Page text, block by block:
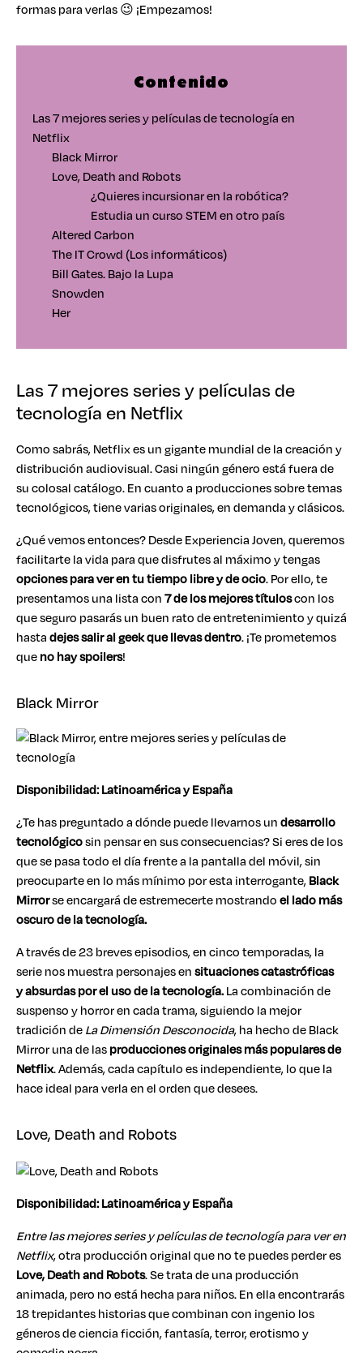
formas para verlas 😉 ¡Empezamos!
Contenido
Las 7 mejores series y películas de tecnología en
Netflix
Black Mirror
Love, Death and Robots
¿Quieres incursionar en la robótica?
Estudia un curso STEM en otro país
Altered Carbon
The IT Crowd (Los informáticos)
Bill Gates. Bajo la Lupa
Snowden
Her
Las 7 mejores series y películas de
tecnología en Netflix
Como sabrás, Netflix es un gigante mundial de la creación y
distribución audiovisual. Casi ningún género está fuera de
su colosal catálogo. En cuanto a producciones sobre temas
tecnológicos, tiene varias originales, en demanda y clásicos.
¿Qué vemos entonces? Desde Experiencia Joven, queremos
facilitarte la vida para que disfrutes al máximo y tengas
opciones para ver en tu tiempo libre y de ocio. Por ello, te
presentamos una lista con7 de los mejores títuloscon los
que seguro pasarás un buen rato de entretenimiento y quizá
hastadejes salir al geek que llevas dentro. ¡Te prometemos
queno hayspoilers!
Black Mirror
Disponibilidad: Latinoamérica y España
¿Te has preguntado a dónde puede llevarnos undesarrollo
tecnológicosin pensar en sus consecuencias? Si eres de los
que se pasa todo el día frente a la pantalla del móvil, sin
preocuparte en lo más mínimo por esta interrogante,Black
Mirrorse encargará de estremecerte mostrandoel lado más
oscuro de la tecnología.
A través de 23 breves episodios, en cinco temporadas, la
serie nos muestra personajes ensituaciones catastróficas
y absurdas por el uso de la tecnología.La combinación de
suspenso y horror en cada trama, siguiendo la mejor
tradición deLa Dimensión Desconocida, ha hecho de Black
Mirror una de lasproducciones originales más populares de
Netflix. Además, cada capítulo es independiente, lo que la
hace ideal para verla en el orden que desees.
Love, Death and Robots
Disponibilidad: Latinoamérica y España
Entre las mejores series y películas de tecnología para ver en
Netflix, otra producción original que no te puedes perder es
Love, Death and Robots. Se trata de una producción
animada, pero no está hecha para niños. En ella encontrarás
18 trepidantes historias que combinan con ingenio los
géneros de ciencia ficción, fantasía, terror, erotismo y